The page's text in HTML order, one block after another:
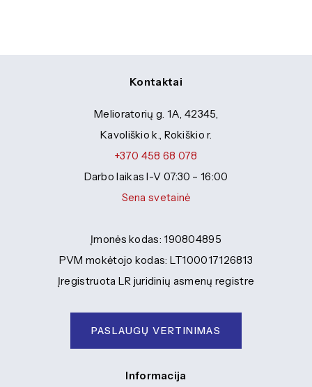
Kontaktai
Melioratorių g. 1A, 42345,
Kavoliškio k., Rokiškio r.
+370 458 68 078
Darbo laikas I-V 07:30 – 16:00
Sena svetainė
Įmonės kodas: 190804895
PVM mokėtojo kodas: LT100017126813
Įregistruota LR juridinių asmenų registre
PASLAUGŲ VERTINIMAS
Informacija